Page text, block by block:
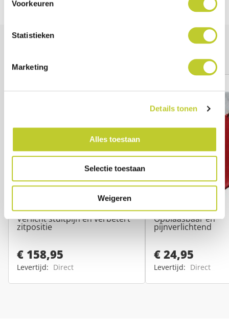
Voorkeuren
Statistieken
Marketing
Details tonen
Alles toestaan
Selectie toestaan
Weigeren
Wigkussen elsa
Verlicht stuitpijn en verbetert
zitpositie
€ 158,95
Levertijd: Direct
Ringkussen
Opblaasbaar en
pijnverlichtend
€ 24,95
Levertijd: Direct